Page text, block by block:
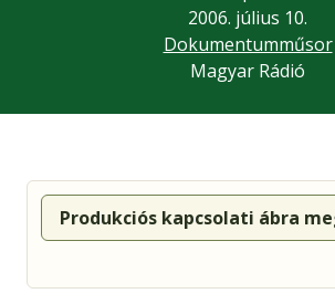
2006. július 10.
Dokumentumműsor
Magyar Rádió
Produkciós kapcsolati ábra